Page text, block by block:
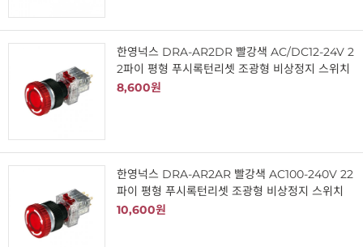
한영넉스 DRA-AR2DR 빨강색 AC/DC12-24V 2
2파이 평형 푸시록턴리셋 조광형 비상정지 스위치
8,600원
한영넉스 DRA-AR2AR 빨강색 AC100-240V 22
파이 평형 푸시록턴리셋 조광형 비상정지 스위치
10,600원